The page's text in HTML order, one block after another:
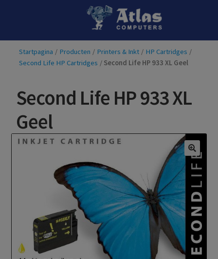
Ga
naar
navigatie
Ga
de
inhoud
Startpagina / Producten / Printers & Inkt / HP Cartridges /
Second Life HP Cartridges / Second Life HP 933 XL Geel
Second Life HP 933 XL
Geel